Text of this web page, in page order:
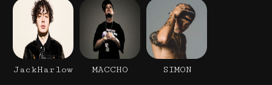
JackHarlow MACCHO SIMON